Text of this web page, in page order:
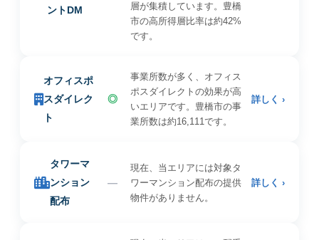
ントDM
層が集積しています。豊橋
市の高所得層比率は約42%
です。
オフィスポ
スダイレク
ト
◎
事業所数が多く、オフィス
ポスダイレクトの効果が高
いエリアです。豊橋市の事
業所数は約16,111です。
詳しく ›
タワーマ
ンション
配布
—
現在、当エリアには対象タ
ワーマンション配布の提供
物件がありません。
詳しく ›